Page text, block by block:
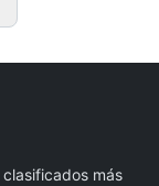
más